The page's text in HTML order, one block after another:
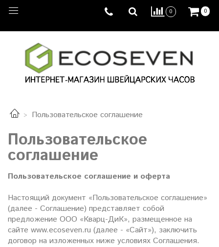
0 0
Пользовательское соглашение
Пользовательское
соглашение
Пользовательское соглашение и оферта
Настоящий документ «Пользовательское соглашение»
(далее - Соглашение) представляет собой
предложение ООО «Кварц-ДиК», размещенное на
сайте www.ecoseven.ru (далее - «Сайт»), заключить
договор на изложенных ниже условиях Соглашения.